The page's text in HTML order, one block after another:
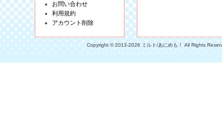
お問い合わせ
利用規約
アカウント削除
Copyright © 2013-2026 ミルト/あにめも！ All Rights